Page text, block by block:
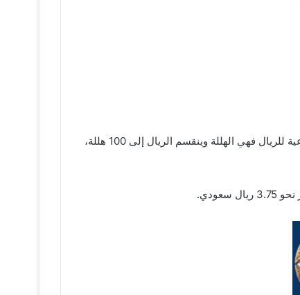
قد تم اعتماد الريال السعودي عملة رسمية للمملكة العربية السعودية منذ عام 1932م وهو تاريخ تأسيس الدولة، أما عن العملة الفرعية للريال فهي الهللة وينقسم الريال إلى 100 هللة،